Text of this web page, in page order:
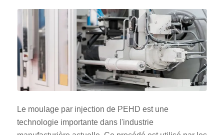
Le moulage par injection de PEHD est une
technologie importante dans l'industrie